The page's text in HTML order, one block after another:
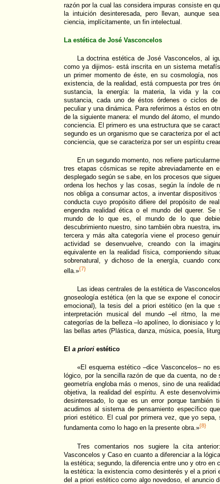
razón por la cual las considera impuras consiste en
la intuición desinteresada, pero llevan, aunque
ciencia, implícitamente, un fin intelectual.
La estética de José Vasconcelos
La doctrina estética de José Vasconcelos, al
como ya dijimos- está inscrita en un sistema
un primer momento de éste, en su cosmología,
existencia, de la realidad, está compuesta por tres
sustancia, la energía: la materia, la vida y la
sustancia, cada uno de éstos órdenes o ciclos
peculiar y una dinámica. Para referirnos a éstos en
de la siguiente manera: el mundo del átomo, el
conciencia. El primero es una estructura que se
segundo es un organismo que se caracteriza por el
conciencia, que se caracteriza por ser un espíritu
En un segundo momento, nos refiere
tres etapas cósmicas se repite abreviadamente en
desplegado según se sabe, en los procesos que
ordena los hechos y las cosas, según la índole de
nos obliga a consumar actos, a inventar
conducta cuyo propósito difiere del propósito de
engendra realidad ética o el mundo del querer.
mundo de lo que es, el mundo de lo que
descubrimiento nuestro, sino también obra nuestra,
tercera y más alta categoría viene el proceso
actividad se desenvuelve, creando con la
equivalente en la realidad física, componiendo
sobrenatural, y dichoso de la energía, cuando
ella.»{7}
Las ideas centrales de la estética de
gnoseología estética (en la que se expone el
emocional), la tesis del a priori estético (en la que
interpretación musical del mundo –el ritmo, la
categorías de la belleza –lo apolíneo, lo dionisiaco y
las bellas artes (Plástica, danza, música, poesía,
El a priori estético
«El esquema estético –dice Vasconcelos– no
lógico, por la sencilla razón de que da cuenta, no de
geometría engloba más o menos, sino de una
objetiva, la realidad del espíritu. A este
desinteresado, lo que es un error porque también
acudimos al sistema de pensamiento específico
priori estético. El cual por primera vez, que yo
fundamenta como lo hago en la presente obra.»{8}
Tres comentarios nos sugiere la cita
Vasconcelos y Caso en cuanto a diferenciar a la
la estética; segundo, la diferencia entre uno y otro en
la estética: la existencia como desinterés y el a priori
del a priori estético como algo novedoso, el anuncio